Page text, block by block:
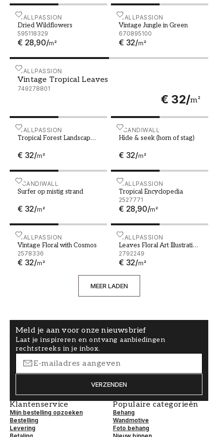
WALLPASSION
Dried Wildflowers
595118329
€ 28,90/m²
Dried Wildflowers WALLPASSION
Vintage Jungle in Green
670895100
€ 32/m²
Vintage Jungle in Green
WALLPASSION
Vintage Tropical Leaves
749278801
€ 32/m²
Vintage Tropical Leaves
WALLPASSION
Tropical Forest Landscape
€ 32/m²
Tropical Forest Landscape in Beige
SCANDIWALL
Hide & seek (horn of stag)
€ 32/m²
Hide & seek (horn of stag)
SCANDIWALL
Surfer op mistig strand
€ 32/m²
Surfer op mistig strand WALLPASSION
Tropical Encyclopedia
2527771
€ 28,90/m²
Tropical Encyclopedia
WALLPASSION
Vintage Floral with Cosmos
2578336
€ 32/m²
Vintage Floral with CosmosWALLPASSION
Leaves Floral Art Illustration
2
2792249
€ 32/m²
Leaves Floral Art
MEER LADEN
Meld je aan voor onze nieuwsbrief
Laat je inspireren en ontvang aanbiedingen
rechtstreeks in je inbox.
VERZENDEN
Klantenservice
Mijn bestelling opzoeken
Bestelling
Levering
Populaire categorieën
Behang
Wandmotive
Foto behang